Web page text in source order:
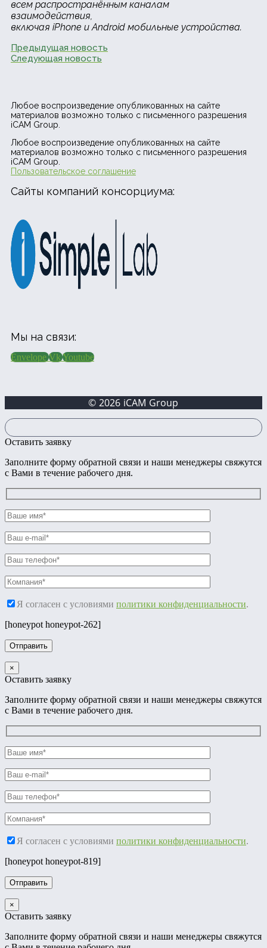
всем распространённым каналам
взаимодействия,
включая iPhone и Android мобильные устройства.
Предыдущая новость
Следующая новость
Любое воспроизведение опубликованных на сайте
материалов возможно только с письменного разрешения
iCAM Group.
Любое воспроизведение опубликованных на сайте
материалов возможно только с письменного разрешения
iCAM Group.
Пользовательское соглашение
Сайты компаний консорциума:
Мы на связи:
Envelope Vk Youtube
© 2026 iCAM Group
Оставить заявку
Заполните форму обратной связи и наши менеджеры свяжутся
с Вами в течение рабочего дня.
Я согласен с условиями политики конфиденциальности.
[honeypot honeypot-262]
×
Оставить заявку
Заполните форму обратной связи и наши менеджеры свяжутся
с Вами в течение рабочего дня.
Я согласен с условиями политики конфиденциальности.
[honeypot honeypot-819]
×
Оставить заявку
Заполните форму обратной связи и наши менеджеры свяжутся